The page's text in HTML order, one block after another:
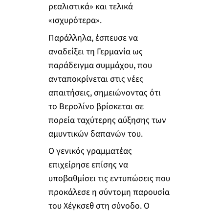
ρεαλιστικά» και τελικά
«ισχυρότερα».
Παράλληλα, έσπευσε να
αναδείξει τη Γερμανία ως
παράδειγμα συμμάχου, που
ανταποκρίνεται στις νέες
απαιτήσεις, σημειώνοντας ότι
το Βερολίνο βρίσκεται σε
πορεία ταχύτερης αύξησης των
αμυντικών δαπανών του.
Ο γενικός γραμματέας
επιχείρησε επίσης να
υποβαθμίσει τις εντυπώσεις που
προκάλεσε η σύντομη παρουσία
του Χέγκσεθ στη σύνοδο. Ο